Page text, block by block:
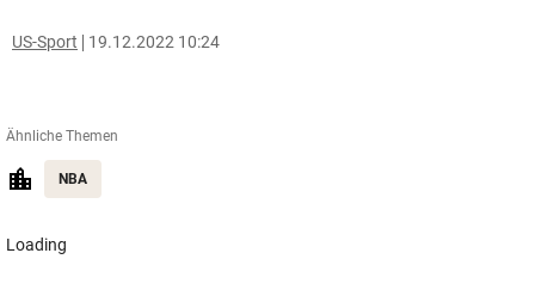
US-Sport 19.12.2022 10:24
Ähnliche Themen
NBA